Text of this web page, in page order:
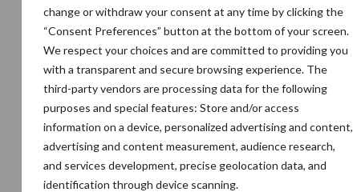
change or withdraw your consent at any time by clicking the
“Consent Preferences” button at the bottom of your screen.
We respect your choices and are committed to providing you
with a transparent and secure browsing experience. The
third-party vendors are processing data for the following
purposes and special features: Store and/or access
information on a device, personalized advertising and content,
advertising and content measurement, audience research,
and services development, precise geolocation data, and
identification through device scanning.